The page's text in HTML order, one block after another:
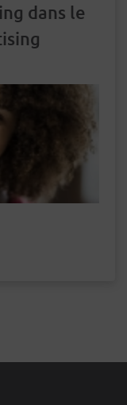
dans le